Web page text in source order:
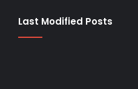
Last Modified Posts